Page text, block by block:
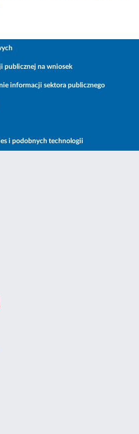
publicznej na wniosek
informacji sektora publicznego
i podobnych technologii